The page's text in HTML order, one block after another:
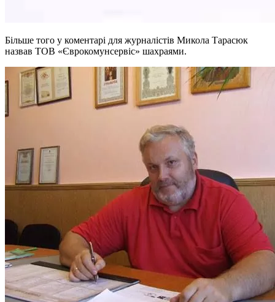
Більше того у коментарі для журналістів Микола Тарасюк
назвав ТОВ «Єврокомунсервіс» шахраями.